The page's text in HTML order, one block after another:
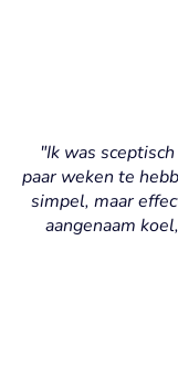
"Ik was
paar weken te
simpel, maar
aangenaam